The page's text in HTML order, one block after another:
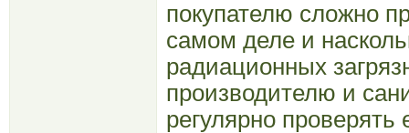
покупателю сложно
самом деле и
радиационных
производителю и
регулярно проверять